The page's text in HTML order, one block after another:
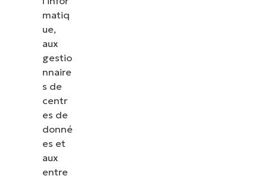
matiq
ue,
aux
gestio
nnaire
s de
centr
es de
donné
es et
aux
entre